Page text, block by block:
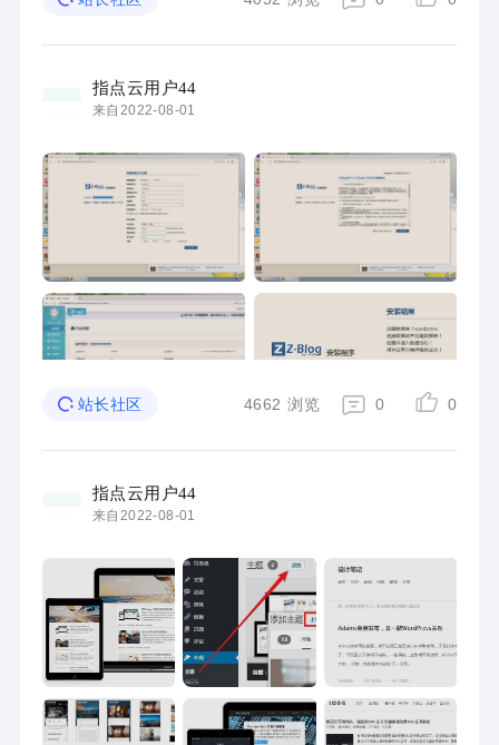
指点云用户44
来自2022-08-01
站长社区 4662 浏览 0 0
指点云用户44
来自2022-08-01